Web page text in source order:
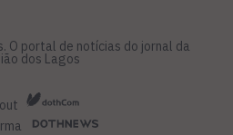
O portal de notícias do jornal da
dos Lagos